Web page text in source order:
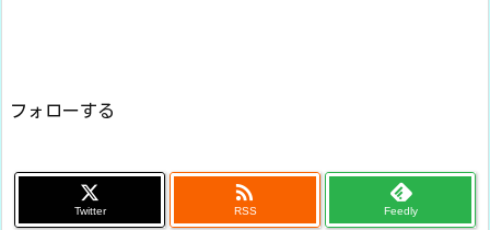
フォローする
Twitter

RSS Feedly